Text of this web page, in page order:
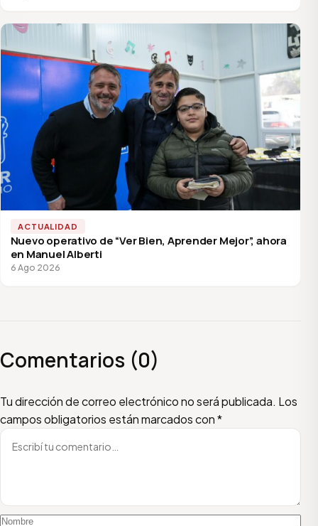
ACTUALIDAD
Nuevo operativo de “Ver Bien, Aprender Mejor”, ahora
en Manuel Alberti
6 Ago 2026
Comentarios (0)
Tu dirección de correo electrónico no será publicada. Los
campos obligatorios están marcados con*
Escribí tu comentario
Nombre
Email